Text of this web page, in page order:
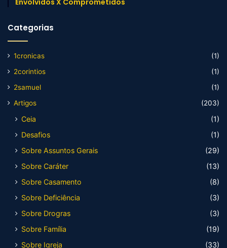
Envolvidos X Comprometidos
Categorias
1cronicas
(1)
2corintios
(1)
2samuel
(1)
Artigos
(203)
Ceia
(1)
Desafios
(1)
Sobre Assuntos Gerais
(29)
Sobre Caráter
(13)
Sobre Casamento
(8)
Sobre Deficiência
(3)
Sobre Drogras
(3)
Sobre Família
(19)
Sobre Igreja
(33)